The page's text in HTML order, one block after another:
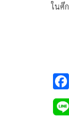
ในศึก Asia